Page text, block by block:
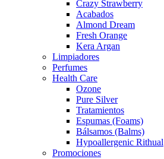
Crazy Strawberry
Acabados
Almond Dream
Fresh Orange
Kera Argan
Limpiadores
Perfumes
Health Care
Ozone
Pure Silver
Tratamientos
Espumas (Foams)
Bálsamos (Balms)
Hypoallergenic Rithual
Promociones